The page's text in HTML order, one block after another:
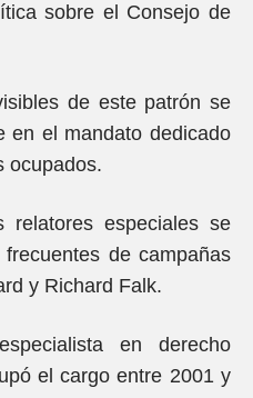
sobre el Consejo de
de este patrón se
en el mandato dedicado
ocupados.
relatores especiales se
de campañas
y Richard Falk.
en derecho
el cargo entre 2001 y